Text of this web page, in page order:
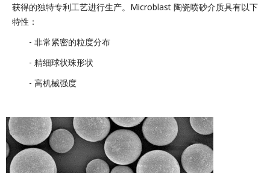
获得的独特专利工艺进行生产。Microblast 陶瓷喷砂介质具有以下
特性：
- 非常紧密的粒度分布
- 精细球状珠形状
- 高机械强度